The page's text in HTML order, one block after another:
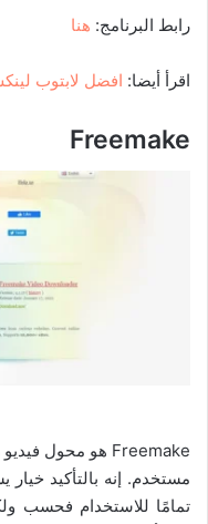
رابط البرنامج: هنا
اقرأ أيضا: افضل لابتوب لينكس
Freemake
تمامًا للاستخدام فحسب